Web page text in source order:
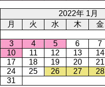
2022年 1月
月
火 水 木 金
3
4 5 6 7
10
11 12 13 14
17
18 19 20 21
24
25 26 27 28
31